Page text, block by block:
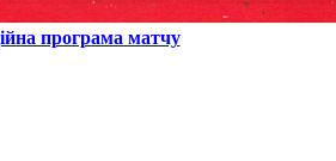
програма матчу